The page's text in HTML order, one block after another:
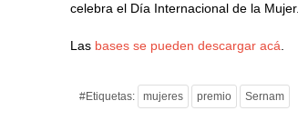
celebra el Día Internacional de la Mujer.
Las bases se pueden descargar acá
#Etiquetas: mujeres premio Sernam